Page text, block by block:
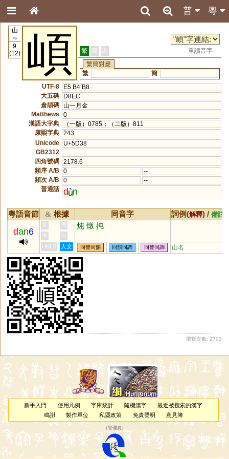
粵
普
山
46
9
(12)
崸 繁 簡 港
單讀音字
繁簡對應
繁
簡
UTF-8
E5 B4 B8
大五碼
D8EC
倉頡碼
山一月金
Matthews
0
漢語大字典
（一版）0785；（二版）811
康熙字典 243
Unicode
U+5D38
GB2312
四角號碼 2178.6
頻序 A/B
0
--
頻次 A/B
0
--
普通話 d n
粵語音節 & 根據 同音字 詞例(解釋) / 備註
dan6
黃 周 炖 燉 扽
李
何
HKLS
人文 同聲同韻 同韻同調 同聲同調 山名
瀏覽次數: 2703
新手入門 使用凡例 字庫統計 隨機漢字
最近被搜索的漢字
鳴謝
製作單位 私隱政策 免責聲明 意見簿
（管理員 ）